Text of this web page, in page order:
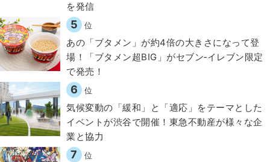
を発信
5 位
あの「ブタメン」が約4倍の大きさになって登
場！「ブタメン超BIG」がセブン‐イレブン限定
で発売！
6 位
気候変動の「緩和」と「適応」をテーマとした
イベントが渋谷で開催！東急不動産が様々な企
業と協力
7 位